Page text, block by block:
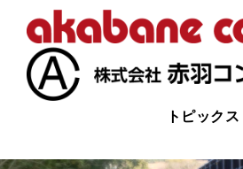
トピックス